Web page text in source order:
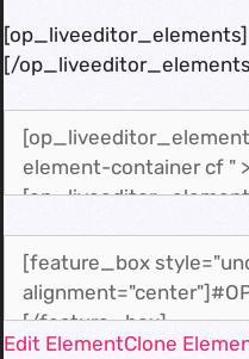
[op_liveeditor_elements]
[/
Edit ElementClone